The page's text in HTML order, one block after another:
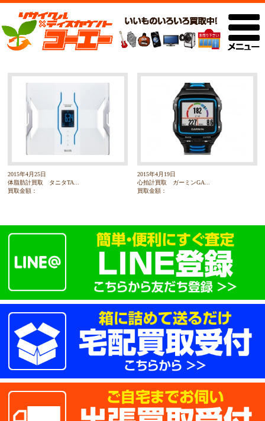
2015年4月25日
体脂肪計買取 タニタTA...
買取金額：
2015年4月19日
心拍計買取 ガーミンGA...
買取金額：